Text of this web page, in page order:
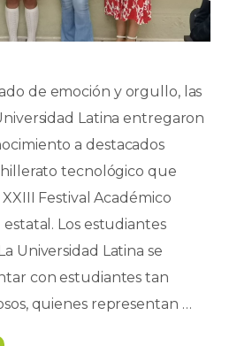
de emoción y orgullo, las
Latina entregaron
a destacados
tecnológico que
Festival Académico
Los estudiantes
Universidad Latina se
con estudiantes tan
quienes representan …